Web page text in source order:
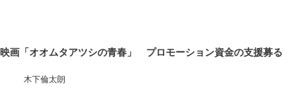
映画「オオムタアツシの青春」 プロモーション資金の支援募る
木下倫太朗